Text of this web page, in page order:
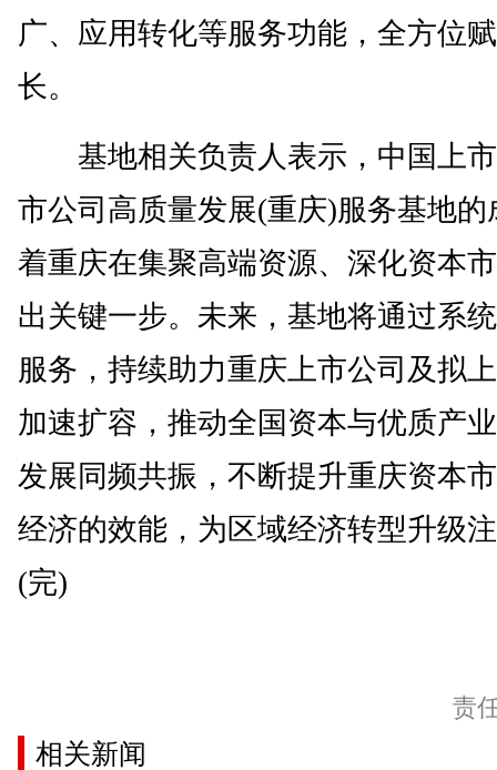
广、应用转化等服务功能，全方位
长。
基地相关负责人表示，中国上市
市公司高质量发展(重庆)服务基地的
着重庆在集聚高端资源、深化资本
出关键一步。未来，基地将通过系
服务，持续助力重庆上市公司及拟
加速扩容，推动全国资本与优质产
发展同频共振，不断提升重庆资本
经济的效能，为区域经济转型升级
(完)
责
相关新闻